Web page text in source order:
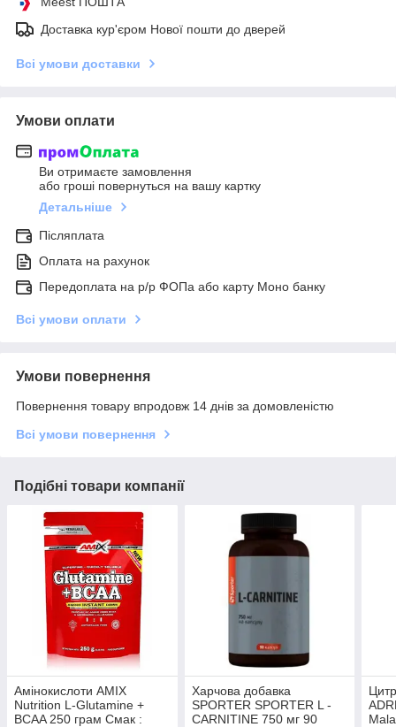
Доставка кур'єром Нової пошти до дверей
Всі умови доставки
Умови оплати
Ви отримаєте замовлення
або гроші повернуться на вашу картку
Детальніше
Післяплата
Оплата на рахунок
Передоплата на р/р ФОПа або карту Моно банку
Всі умови оплати
Умови повернення
Повернення товару впродовж 14 днів за домовленістю
Всі умови повернення
Подібні товари компанії
Амінокислоти AMIX
Nutrition L-Glutamine +
BCAA 250 грам Смак :
Харчова добавка
SPORTER SPORTER L -
CARNITINE 750 мг 90